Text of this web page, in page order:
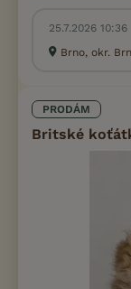
25.7.2026 10:36
Brno, okr.
PRODÁM
Britské